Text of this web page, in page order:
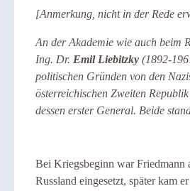
[Anmerkung, nicht in der Rede
An der Akademie wie auch beim
Ing. Dr. Emil Liebitzky (1892-
politischen Gründen von den
österreichischen Zweiten
dessen erster General. Beide
Bei Kriegsbeginn war Friedmann
Russland eingesetzt, später kam